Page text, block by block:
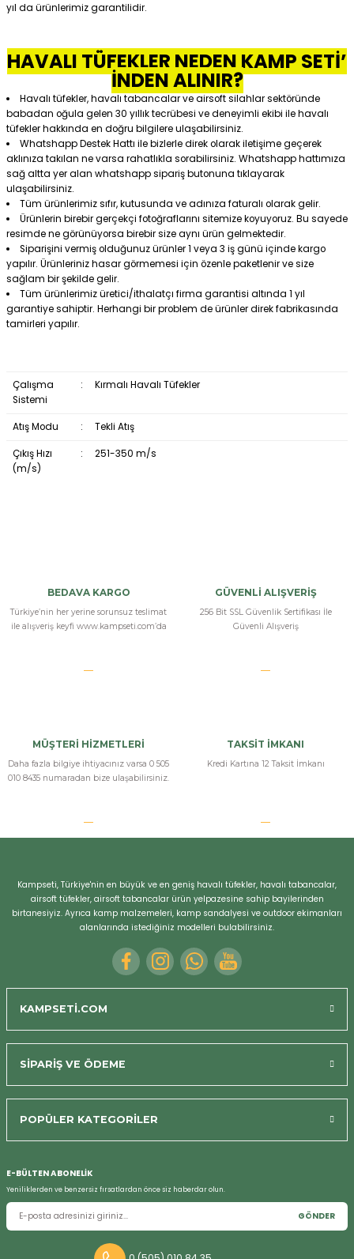
yıl da ürünlerimiz garantilidir.
HAVALI TÜFEKLER NEDEN KAMP SETİ’
İNDEN ALINIR?
Havalı tüfekler, havalı tabancalar ve airsoft silahlar sektöründe
babadan oğula gelen 30 yıllık tecrübesi ve deneyimli ekibi ile havalı
tüfekler hakkında en doğru bilgilere ulaşabilirsiniz.
Whatshapp Destek Hattı ile bizlerle direk olarak iletişime geçerek
aklınıza takılan ne varsa rahatlıkla sorabilirsiniz. Whatshapp hattımıza
sağ altta yer alan whatshapp sipariş butonuna tıklayarak
ulaşabilirsiniz.
Tüm ürünlerimiz sıfır, kutusunda ve adınıza faturalı olarak gelir.
Ürünlerin birebir gerçekçi fotoğraflarını sitemize koyuyoruz. Bu sayede
resimde ne görünüyorsa birebir size aynı ürün gelmektedir.
Siparişini vermiş olduğunuz ürünler 1 veya 3 iş günü içinde kargo
yapılır. Ürünleriniz hasar görmemesi için özenle paketlenir ve size
sağlam bir şekilde gelir.
Tüm ürünlerimiz üretici/ithalatçı firma garantisi altında 1 yıl
garantiye sahiptir. Herhangi bir problem de ürünler direk fabrikasında
tamirleri yapılır.
Çalışma
Sistemi
: Kırmalı Havalı Tüfekler
Atış Modu : Tekli Atış
Çıkış Hızı
(m/s)
: 251-350 m/s
BEDAVA KARGO
Türkiye’nin her yerine sorunsuz teslimat
ile alışveriş keyfi www.kampseti.com’da
GÜVENLİ ALIŞVERİŞ
256 Bit SSL Güvenlik Sertifikası İle
Güvenli Alışveriş
MÜŞTERİ HİZMETLERİ
Daha fazla bilgiye ihtiyacınız varsa 0 505
010 8435 numaradan bize ulaşabilirsiniz.
TAKSİT İMKANI
Kredi Kartına 12 Taksit İmkanı
Kampseti, Türkiye'nin en büyük ve en geniş havalı tüfekler, havalı tabancalar,
airsoft tüfekler, airsoft tabancalar ürün yelpazesine sahip bayilerinden
birtanesiyiz. Ayrıca kamp malzemeleri, kamp sandalyesi ve outdoor ekimanları
alanlarında istediğiniz modelleri bulabilirsiniz.
KAMPSETİ.COM
SİPARİŞ VE ÖDEME
POPÜLER KATEGORİLER
E-BÜLTEN ABONELİK
Yeniliklerden ve benzersiz fırsatlardan önce siz haberdar olun.
GÖNDER